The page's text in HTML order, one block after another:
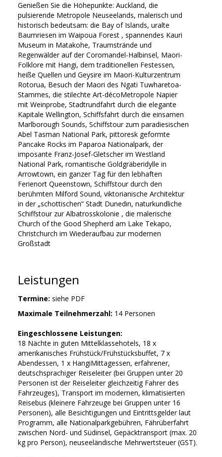
Genießen Sie die Höhepunkte: Auckland, die
pulsierende Metropole Neuseelands, malerisch und
historisch bedeutsam: die Bay of Islands, uralte
Baumriesen im Waipoua Forest , spannendes Kauri
Museum in Matakohe, Traumstrände und
Regenwälder auf der Coromandel-Halbinsel, Maori-
Folklore mit Hangi, dem traditionellen Festessen,
heiße Quellen und Geysire im Maori-Kulturzentrum
Rotorua, Besuch der Maori des Ngati Tuwharetoa-
Stammes, die stilechte Art-décoMetropole Napier
mit Weinprobe, Stadtrundfahrt durch die elegante
Kapitale Wellington, Schiffsfahrt durch die einsamen
Marlborough Sounds, Schiffstour zum paradiesischen
Abel Tasman National Park, pittoresk geformte
Pancake Rocks im Paparoa Nationalpark, der
imposante Franz-Josef-Gletscher im Westland
National Park, romantische Goldgräberidylle in
Arrowtown, ein ganzer Tag für den lebhaften
Ferienort Queenstown, Schiffstour durch den
berühmten Milford Sound, viktorianische Architektur
in der „schottischen“ Stadt Dunedin, naturkundliche
Schiffstour zur Albatrosskolonie , die malerische
Church of the Good Shepherd am Lake Tekapo,
Christchurch im Wiederaufbau zur modernen
Großstadt
Leistungen
Termine: siehe PDF
Maximale Teilnehmerzahl: 14 Personen
Eingeschlossene Leistungen:
18 Nächte in guten Mittelklassehotels, 18 x
amerikanisches Frühstück/Frühstücksbuffet, 7 x
Abendessen, 1 x HangiMittagessen, erfahrener,
deutschsprachiger Reiseleiter (bei Gruppen unter 20
Personen ist der Reiseleiter gleichzeitig Fahrer des
Fahrzeuges), Transport im modernen, klimatisierten
Reisebus (kleinere Fahrzeuge bei Gruppen unter 16
Personen), alle Besichtigungen und Eintrittsgelder laut
Programm, alle Nationalparkgebühren, Fährüberfahrt
zwischen Nord- und Südinsel, Gepäcktransport (max. 20
kg pro Person), neuseeländische Mehrwertsteuer (GST).